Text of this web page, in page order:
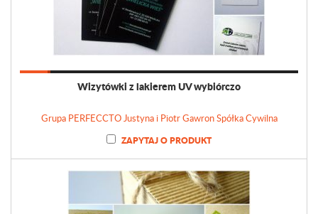
Wizytówki z lakierem UV wybiórczo
Grupa PERFECCTO Justyna i Piotr Gawron Spółka Cywilna
ZAPYTAJ O PRODUKT